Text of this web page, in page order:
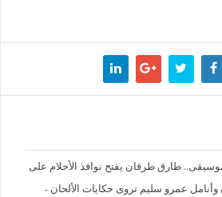
طارق طرقان يفتح نوافذ الأحلام على
عمرو سليم تروى حكايات الألحان -